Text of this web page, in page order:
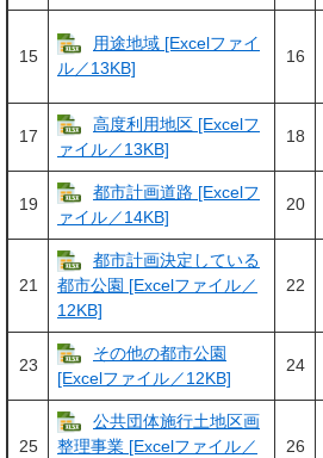
15
用途地域 [Excelファイ
ル／13KB]
16
17
高度利用地区 [Excelフ
ァイル／13KB]
18
19
都市計画道路 [Excelフ
ァイル／14KB]
20
21
都市計画決定している
都市公園 [Excelファイル／
12KB]
22
23
その他の都市公園
[Excelファイル／12KB]
24
25
公共団体施行土地区画
整理事業 [Excelファイル／
26